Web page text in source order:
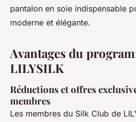
pantalon en soie indispensable
moderne et élégante.
Avantages du
LILYSILK
Réductions et offres
membres
Les membres du Silk Club de